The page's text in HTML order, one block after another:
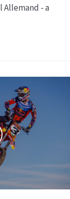
Allemand - a